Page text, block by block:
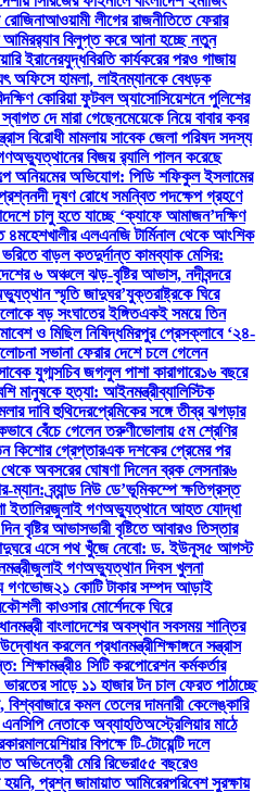
আওয়ামী লীগের রাজনীতিতে ফেরার
আমিরর‍্যাব বিলুপ্ত করে আনা হচ্ছে নতুন
ইরানেরযুদ্ধবিরতি কার্যকরের পরও গাজায়
অফিসে হামলা, লাইনম্যানকে বেধড়ক
দক্ষিণ কোরিয়া ফুটবল অ্যাসোসিয়েশনে পুলিশের
দে মারা গেছেনমেয়েকে নিয়ে বাবার কবর
বিরোধী মামলায় সাবেক জেলা পরিষদ সদস্য
বিজয় র‍্যালি পালন করেছে
অনিয়মের অভিযোগ: পিডি শফিকুল ইসলামের
নদী দূষণ রোধে সমন্বিত পদক্ষেপ গ্রহণে
চালু হতে যাচ্ছে ‘ক্যাফে আমাজন’দক্ষিণ
৪মহেশখালীর এলএনজি টার্মিনাল থেকে আংশিক
ভরিতে বাড়ল কতদুর্দান্ত কামব্যাক মেসির:
৬ অঞ্চলে ঝড়-বৃষ্টির আভাস, নদীবন্দরে
স্মৃতি জাদুঘর’যুক্তরাষ্ট্রকে ঘিরে
বড় সংঘাতের ইঙ্গিতএকই সময়ে তিন
ও মিছিল নিষিদ্ধমিরপুর প্রেসক্লাবে ‘২৪-
সভানা ফেরার দেশে চলে গেলেন
যুগ্মসচিব জগলুল পাশা কারাগারে১৬ বছরে
মানুষকে হত্যা: আইনমন্ত্রীব্যালিস্টিক
দাবি হুথিদেরপ্রেমিকের সঙ্গে তীব্র ঝগড়ার
বেঁচে গেলেন তরুণীভোলায় ৫ম শ্রেণির
কিশোর গ্রেপ্তারএক দশকের প্রেমের পর
থেকে অবসরের ঘোষণা দিলেন ব্রক লেসনার৬
ব্র্যান্ড নিউ ডে’ভূমিকম্পে ক্ষতিগ্রস্ত
ইতালিরজুলাই গণঅভ্যুত্থানে আহত যোদ্ধা
বৃষ্টির আভাসভারী বৃষ্টিতে আবারও তিস্তার
এসে পথ খুঁজে নেবো: ড. ইউনূস৫ আগস্ট
জুলাই গণঅভ্যুত্থান দিবস খুলনা
গণভোজ২১ কোটি টাকার সম্পদ আড়াই
কাওসার মোর্শেদকে ঘিরে
বাংলাদেশের অবস্থান সবসময় শান্তির
করলেন প্রধানমন্ত্রীশিক্ষাঙ্গনে সন্ত্রাস
শিক্ষামন্ত্রী৪ সিটি করপোরেশন কর্মকর্তার
সাড়ে ১১ হাজার টন চাল ফেরত পাঠাচ্ছে
কমল তেলের দামনারী কেলেঙ্কারি
নেতাকে অব্যাহতিঅস্ট্রেলিয়ার মাঠে
মালয়েশিয়ার বিপক্ষে টি-টোয়েন্টি দলে
অভিনেত্রী মেরি রিভেরা৫৫ বছরেও
প্রশ্ন জামায়াত আমিরেরপরিবেশ সুরক্ষায়